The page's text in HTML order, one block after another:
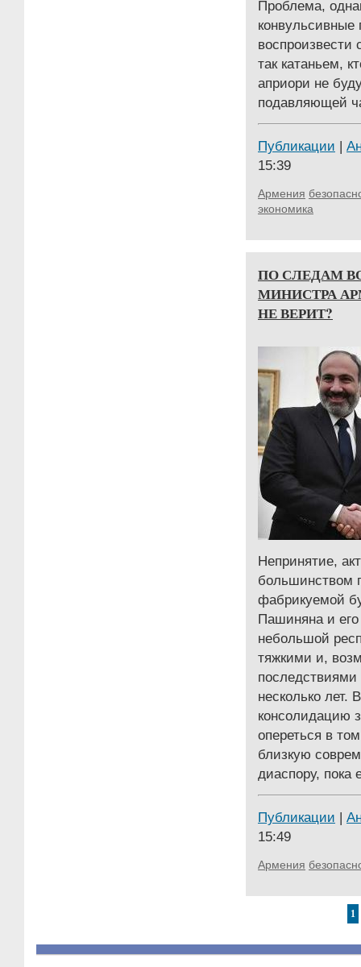
Проблема,
так катаньем,
априори не
подавляющей
Публикации |
15:39
Армения
экономика
ПО СЛЕДАМ
МИНИСТРА
НЕ ВЕРИТ?
Непринятие,
большинством
фабрикуемой
Пашиняна и
небольшой
тяжкими и,
несколько лет.
консолидацию
опереться в
близкую
диаспору, пока
Публикации |
15:49
Армения
1